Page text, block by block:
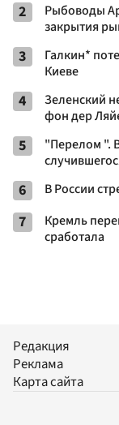
2
Рыбоводы
закрытия
3
Галкин*
Киеве
4
Зеленский
фон дер
5
"Перелом ".
6 В России
7
Кремль
сработала
Редакция
Реклама
Карта сайта